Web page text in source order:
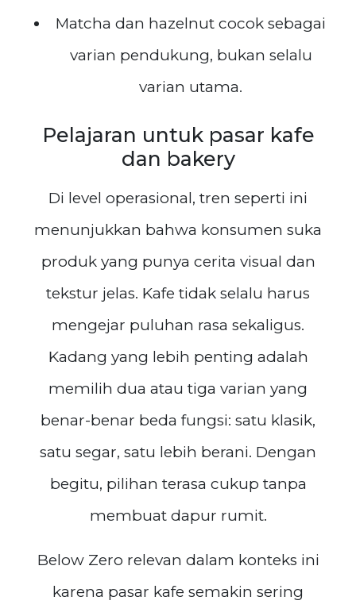
Matcha dan hazelnut cocok sebagai
varian pendukung, bukan selalu
varian utama.
Pelajaran untuk pasar kafe
dan bakery
Di level operasional, tren seperti ini
menunjukkan bahwa konsumen suka
produk yang punya cerita visual dan
tekstur jelas. Kafe tidak selalu harus
mengejar puluhan rasa sekaligus.
Kadang yang lebih penting adalah
memilih dua atau tiga varian yang
benar-benar beda fungsi: satu klasik,
satu segar, satu lebih berani. Dengan
begitu, pilihan terasa cukup tanpa
membuat dapur rumit.
Below Zero relevan dalam konteks ini
karena pasar kafe semakin sering